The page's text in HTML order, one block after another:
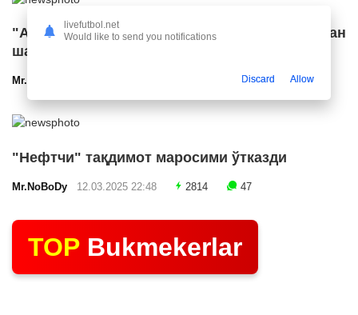
"Арсенал" икки ярим ҳимоячи билан
шартнома имзолашга яқин
Mr.NoBoDy 47
"Нефтчи" тақдимот маросими ўтказди
Mr.NoBoDy 12.03.2025 22:48 2814 47
TOP Bukmekerlar
livefutbol.net
Would like to send you notifications
Discard Allow